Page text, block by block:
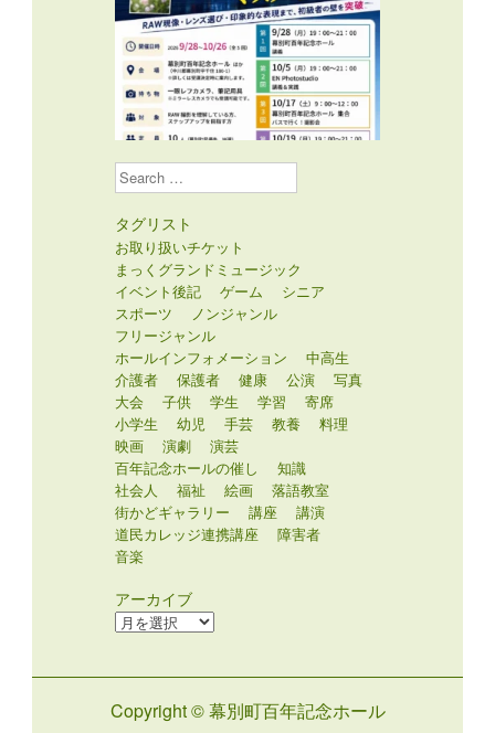
Search
タグリスト
お取り扱いチケット
まっくグランドミュージック
イベント後記
ゲーム
シニア
スポーツ
ノンジャンル
フリージャンル
ホールインフォメーション
中高生
介護者
保護者 健康 公演
写真
大会
子供 学生 学習
寄席
小学生
幼児 手芸 教養
料理
映画
演劇
演芸
百年記念ホールの催し
知識
社会人
福祉 絵画
落語教室
街かどギャラリー
講座
講演
道民カレッジ連携講座
障害者
音楽
アーカイブ
ア
ブ
Copyright © 幕別町百年記念ホール